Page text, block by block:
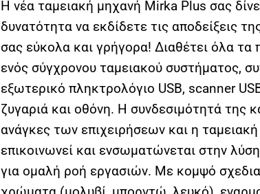
Η νέα ταμειακή μηχανή Mirka Plus σας
δυνατότητα να εκδίδετε τις αποδείξεις
σας εύκολα και γρήγορα! Διαθέτει όλα τα
ενός σύγχρονου ταμειακού συστήματος,
εξωτερικό πληκτρολόγιο USB, scanner
ζυγαριά και οθόνη. Η συνδεσιμότητά της
ανάγκες των επιχειρήσεων και η
επικοινωνεί και ενσωματώνεται στην
για ομαλή ροή εργασιών. Με κομψό